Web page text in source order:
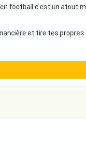
football c'est un atout
et tire tes propres